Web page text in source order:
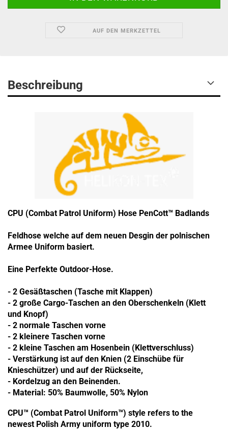
AUF DEN MERKZETTEL
Beschreibung
CPU (Combat Patrol Uniform) Hose PenCott™ Badlands
Feldhose welche auf dem neuen Desgin der polnischen
Armee Uniform basiert.
Eine Perfekte Outdoor-Hose.
- 2 Gesäßtaschen (Tasche mit Klappen)
- 2 große Cargo-Taschen an den Oberschenkeln (Klett
und Knopf)
- 2 normale Taschen vorne
- 2 kleinere Taschen vorne
- 2 kleine Taschen am Hosenbein (Klettverschluss)
- Verstärkung ist auf den Knien (2 Einschübe für
Knieschützer) und auf der Rückseite,
- Kordelzug an den Beinenden.
- Material: 50% Baumwolle, 50% Nylon
CPU™ (Combat Patrol Uniform™) style refers to the
newest Polish Army uniform type 2010.